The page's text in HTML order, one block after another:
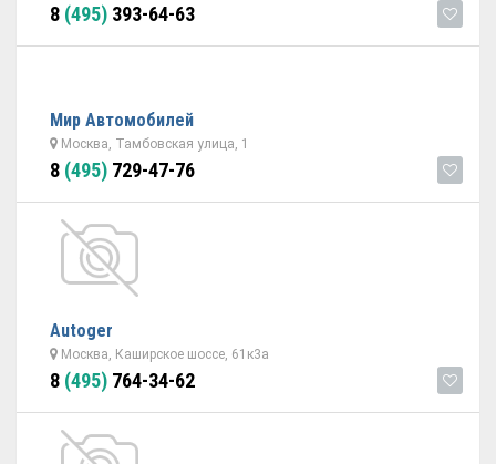
8 (495) 393-64-63
Мир Автомобилей
Москва, Тамбовская улица, 1
8 (495) 729-47-76
Autoger
Москва, Каширское шоссе, 61к3а
8 (495) 764-34-62